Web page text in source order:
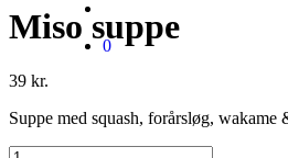
0
Miso suppe
39 kr.
Suppe med squash, forårsløg, wakame